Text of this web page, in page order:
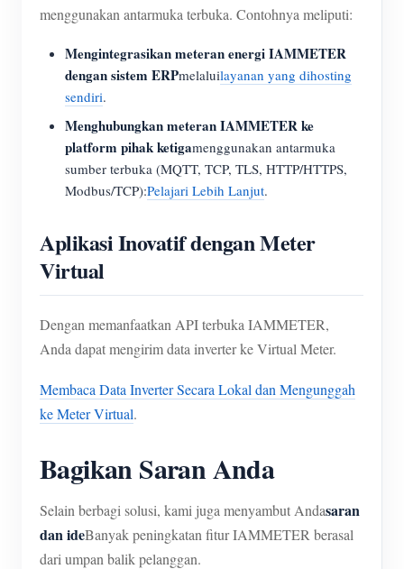
menggunakan antarmuka terbuka. Contohnya meliputi:
Mengintegrasikan meteran energi IAMMETER
dengan sistem ERPmelaluilayanan yang dihosting
sendiri.
Menghubungkan meteran IAMMETER ke
platform pihak ketigamenggunakan antarmuka
sumber terbuka (MQTT, TCP, TLS, HTTP/HTTPS,
Modbus/TCP):Pelajari Lebih Lanjut.
Aplikasi Inovatif dengan Meter
Virtual
Dengan memanfaatkan API terbuka IAMMETER,
Anda dapat mengirim data inverter ke Virtual Meter.
Membaca Data Inverter Secara Lokal dan Mengunggah
ke Meter Virtual.
Bagikan Saran Anda
Selain berbagi solusi, kami juga menyambut Andasaran
dan ideBanyak peningkatan fitur IAMMETER berasal
dari umpan balik pelanggan.